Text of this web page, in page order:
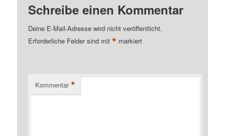
Schreibe einen Kommentar
Deine E-Mail-Adresse wird nicht veröffentlicht.
Erforderliche Felder sind mit* markiert
Kommentar *